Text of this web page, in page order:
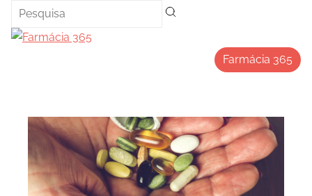
Saltar
para
Farmácia 365